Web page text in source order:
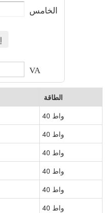
الخامس
VA
الطاقة
40 واط
40 واط
40 واط
40 واط
40 واط
40 واط